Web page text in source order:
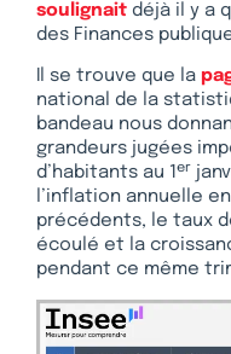
soulignait déjà il y a
des Finances
Il se trouve que la
national de la
bandeau nous
grandeurs jugées
d’habitants au 1er
l’inflation annuelle
précédents, le taux
écoulé et la
pendant ce même